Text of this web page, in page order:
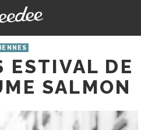
ESTIVAL DE
SALMON